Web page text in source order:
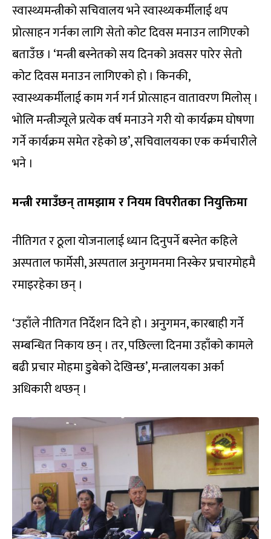
स्वास्थ्यमन्त्रीको सचिवालय भने स्वास्थ्यकर्मीलाई थप
प्रोत्साहन गर्नका लागि सेतो कोट दिवस मनाउन लागिएको
बताउँछ । ‘मन्त्री बस्नेतको सय दिनको अवसर पारेर सेतो
कोट दिवस मनाउन लागिएको हो । किनकी,
स्वास्थ्यकर्मीलाई काम गर्न गर्न प्रोत्साहन वातावरण मिलोस् ।
भोलि मन्त्रीज्यूले प्रत्येक वर्ष मनाउने गरी यो कार्यक्रम घोषणा
गर्ने कार्यक्रम समेत रहेको छ’, सचिवालयका एक कर्मचारीले
भने ।
मन्त्री रमाउँछन् तामझाम र नियम विपरीतका नियुक्तिमा
नीतिगत र ठूला योजनालाई ध्यान दिनुपर्ने बस्नेत कहिले
अस्पताल फार्मेसी, अस्पताल अनुगमनमा निस्केर प्रचारमोहमै
रमाइरहेका छन् ।
‘उहाँले नीतिगत निर्देशन दिने हो । अनुगमन, कारबाही गर्ने
सम्बन्धित निकाय छन् । तर, पछिल्ला दिनमा उहाँको कामले
बढी प्रचार मोहमा डुबेको देखिन्छ’, मन्त्रालयका अर्का
अधिकारी थप्छन् ।